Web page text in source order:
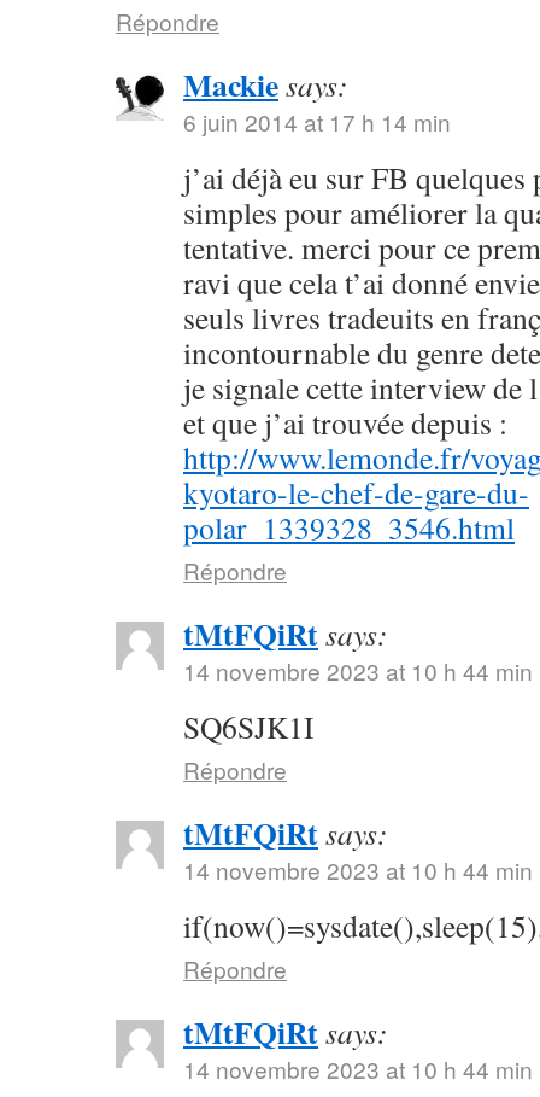
Répondre
Mackiesays:
6 juin 2014 at 17 h 14 min
j’ai déjà eu sur FB quelques
simples pour améliorer la
tentative. merci pour ce
ravi que cela t’ai donné
seuls livres tradeuits en
incontournable du genre
je signale cette interview de
et que j’ai trouvée depuis :
http://www.lemonde.fr/
kyotaro-le-chef-de-gare-du-
polar_1339328_3546.html
Répondre
tMtFQiRtsays:
14 novembre 2023 at 10 h 44 min
SQ6SJK1I
Répondre
tMtFQiRtsays:
14 novembre 2023 at 10 h 44 min
Répondre
tMtFQiRtsays:
14 novembre 2023 at 10 h 44 min